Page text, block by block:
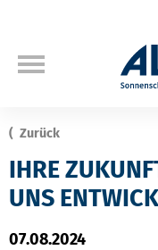
Zurück
IHRE
UNS
07.08.2024